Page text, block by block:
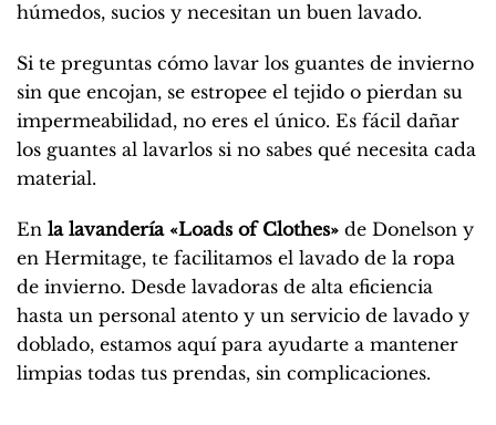
húmedos, sucios y necesitan un buen lavado.
Si te preguntas cómo lavar los guantes de invierno
sin que encojan, se estropee el tejido o pierdan su
impermeabilidad, no eres el único. Es fácil dañar
los guantes al lavarlos si no sabes qué necesita cada
material.
En la lavandería «Loads of Clothes» de Donelson y
en Hermitage, te facilitamos el lavado de la ropa
de invierno. Desde lavadoras de alta eficiencia
hasta un personal atento y un servicio de lavado y
doblado, estamos aquí para ayudarte a mantener
limpias todas tus prendas, sin complicaciones.